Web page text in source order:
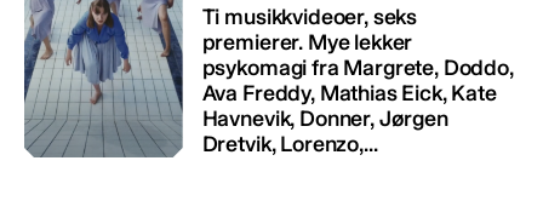
Ti musikkvideoer, seks
premierer. Mye lekker
psykomagi fra Margrete, Doddo,
Ava Freddy, Mathias Eick, Kate
Havnevik, Donner, Jørgen
Dretvik, Lorenzo,...